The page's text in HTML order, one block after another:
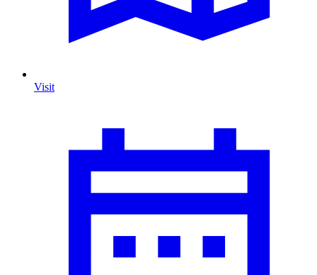
Visit